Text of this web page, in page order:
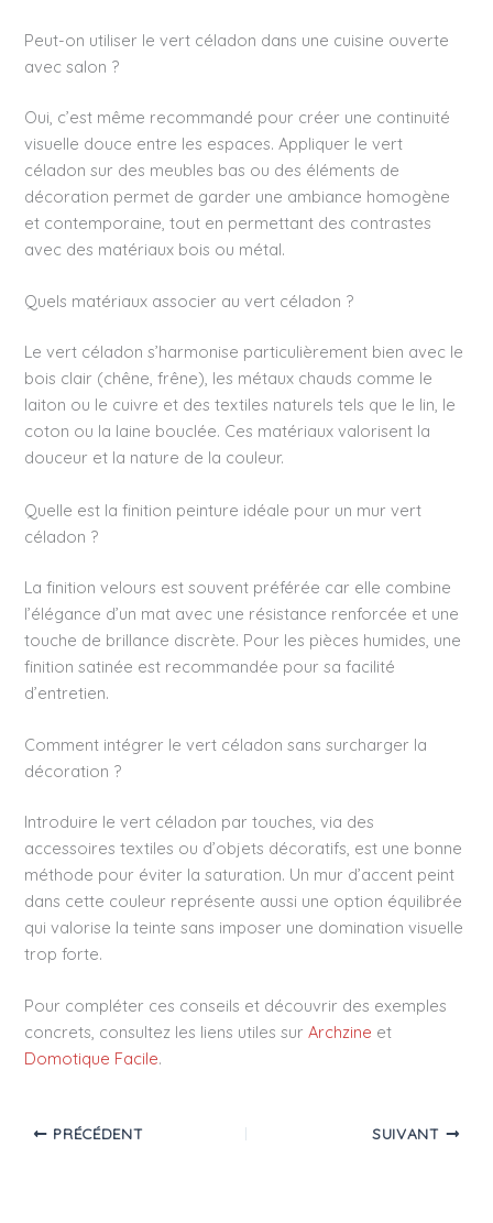
Peut-on utiliser le vert céladon dans une cuisine ouverte
avec salon ?
Oui, c’est même recommandé pour créer une continuité
visuelle douce entre les espaces. Appliquer le vert
céladon sur des meubles bas ou des éléments de
décoration permet de garder une ambiance homogène
et contemporaine, tout en permettant des contrastes
avec des matériaux bois ou métal.
Quels matériaux associer au vert céladon ?
Le vert céladon s’harmonise particulièrement bien avec le
bois clair (chêne, frêne), les métaux chauds comme le
laiton ou le cuivre et des textiles naturels tels que le lin, le
coton ou la laine bouclée. Ces matériaux valorisent la
douceur et la nature de la couleur.
Quelle est la finition peinture idéale pour un mur vert
céladon ?
La finition velours est souvent préférée car elle combine
l’élégance d’un mat avec une résistance renforcée et une
touche de brillance discrète. Pour les pièces humides, une
finition satinée est recommandée pour sa facilité
d’entretien.
Comment intégrer le vert céladon sans surcharger la
décoration ?
Introduire le vert céladon par touches, via des
accessoires textiles ou d’objets décoratifs, est une bonne
méthode pour éviter la saturation. Un mur d’accent peint
dans cette couleur représente aussi une option équilibrée
qui valorise la teinte sans imposer une domination visuelle
trop forte.
Pour compléter ces conseils et découvrir des exemples
concrets, consultez les liens utiles surArchzine et
Domotique Facile.
PRÉCÉDENT SUIVANT